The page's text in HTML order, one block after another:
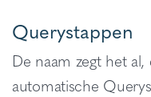
Querystappen
De naam zegt het
automatische